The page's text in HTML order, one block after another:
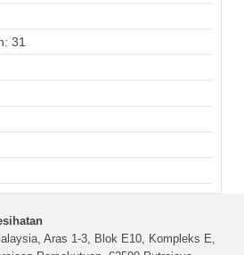
31
Aras 1-3, Blok E10, Kompleks E,